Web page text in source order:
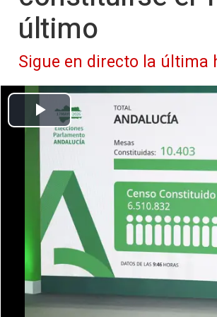
último
Sigue en directo la última
El consejero de Sanidad, Presidencia y Emergencias de la
Europa Press Andalucía
Actualizado: domingo, 17 mayo 2026 12:15
SEVILLA 17 May. (EUROPA
El espacio cultural Santa Lucía
sido el primer colegio electoral
Andalucía sólo 16 segundos
CEIP Azahares de Sevilla Este